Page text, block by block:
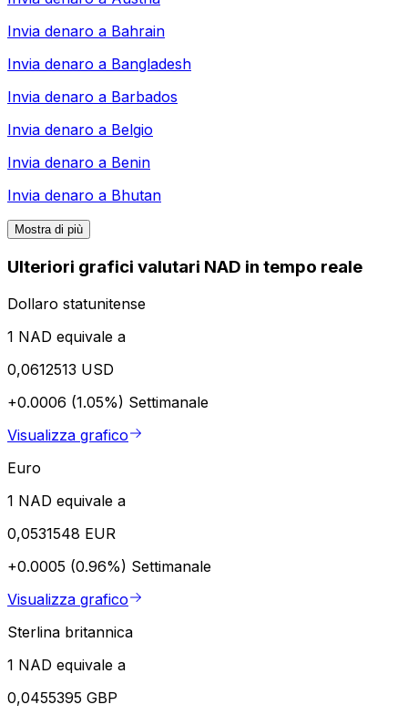
Invia denaro a Bahrain
Invia denaro a Bangladesh
Invia denaro a Barbados
Invia denaro a Belgio
Invia denaro a Benin
Invia denaro a Bhutan
Mostra di più
Ulteriori grafici valutari NAD in tempo reale
Dollaro statunitense
1 NAD equivale a
0,0612513 USD
+0.0006 (1.05%) Settimanale
Visualizza grafico
Euro
1 NAD equivale a
0,0531548 EUR
+0.0005 (0.96%) Settimanale
Visualizza grafico
Sterlina britannica
1 NAD equivale a
0,0455395 GBP